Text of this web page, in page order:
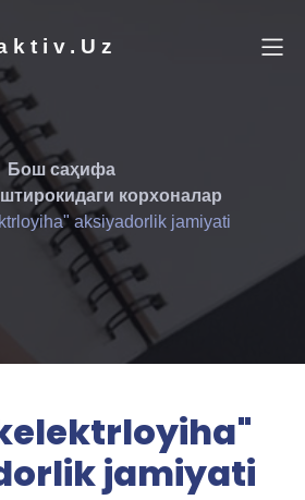
Бош саҳифа
корхоналар
aksiyadorlik jamiyati
jamiyati